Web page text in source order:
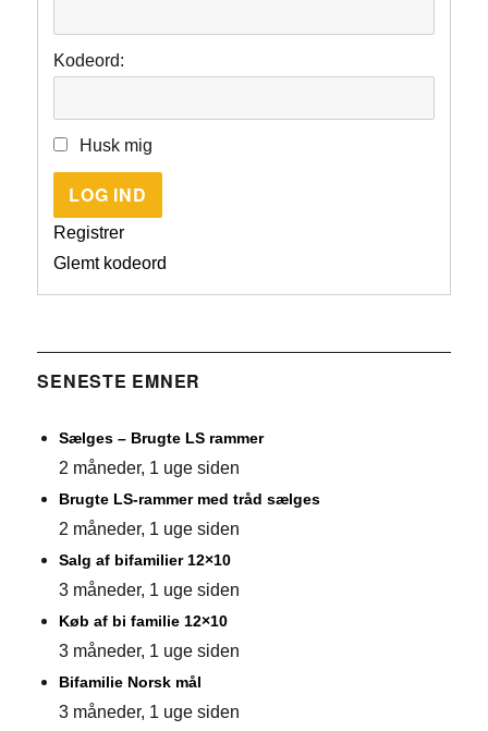
Kodeord:
Husk mig
LOG IND
Registrer
Glemt kodeord
SENESTE EMNER
Sælges – Brugte LS rammer
2 måneder, 1 uge siden
Brugte LS-rammer med tråd sælges
2 måneder, 1 uge siden
Salg af bifamilier 12×10
3 måneder, 1 uge siden
Køb af bi familie 12×10
3 måneder, 1 uge siden
Bifamilie Norsk mål
3 måneder, 1 uge siden